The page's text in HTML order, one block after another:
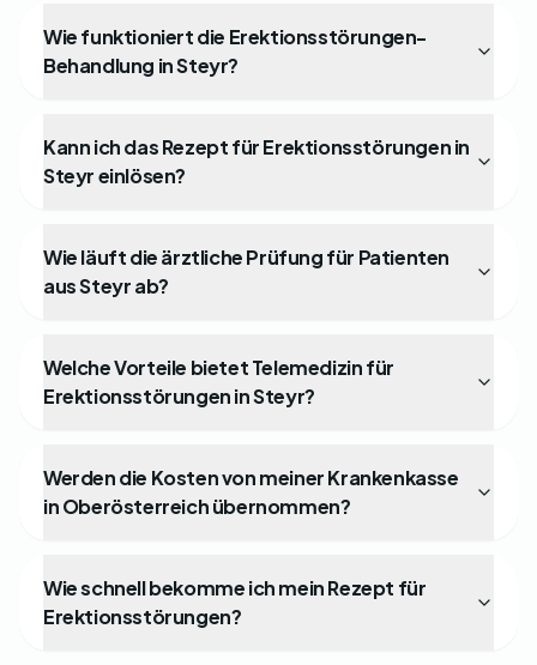
Wie funktioniert die Erektionsstörungen-
Behandlung in Steyr?
Kann ich das Rezept für Erektionsstörungen in
Steyr einlösen?
Wie läuft die ärztliche Prüfung für Patienten
aus Steyr ab?
Welche Vorteile bietet Telemedizin für
Erektionsstörungen in Steyr?
Werden die Kosten von meiner Krankenkasse
in Oberösterreich übernommen?
Wie schnell bekomme ich mein Rezept für
Erektionsstörungen?